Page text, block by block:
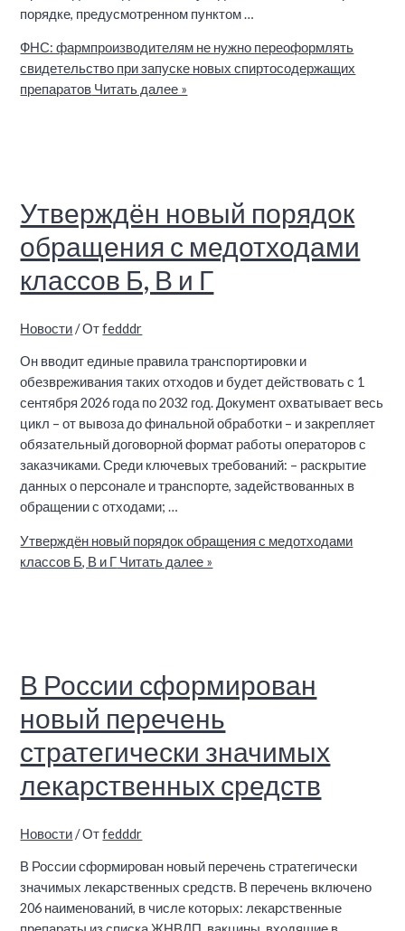
порядке, предусмотренном пунктом …
ФНС: фармпроизводителям не нужно переоформлять
свидетельство при запуске новых спиртосодержащих
препаратов Читать далее »
Утверждён новый порядок
обращения с медотходами
классов Б, В и Г
Новости/ Отfedddr
Он вводит единые правила транспортировки и
обезвреживания таких отходов и будет действовать с 1
сентября 2026 года по 2032 год. Документ охватывает весь
цикл – от вывоза до финальной обработки – и закрепляет
обязательный договорной формат работы операторов с
заказчиками. Среди ключевых требований: – раскрытие
данных о персонале и транспорте, задействованных в
обращении с отходами; …
Утверждён новый порядок обращения с медотходами
классов Б, В и Г Читать далее »
В России сформирован
новый перечень
стратегически значимых
лекарственных средств
Новости/ Отfedddr
В России сформирован новый перечень стратегически
значимых лекарственных средств. В перечень включено
206 наименований, в числе которых: лекарственные